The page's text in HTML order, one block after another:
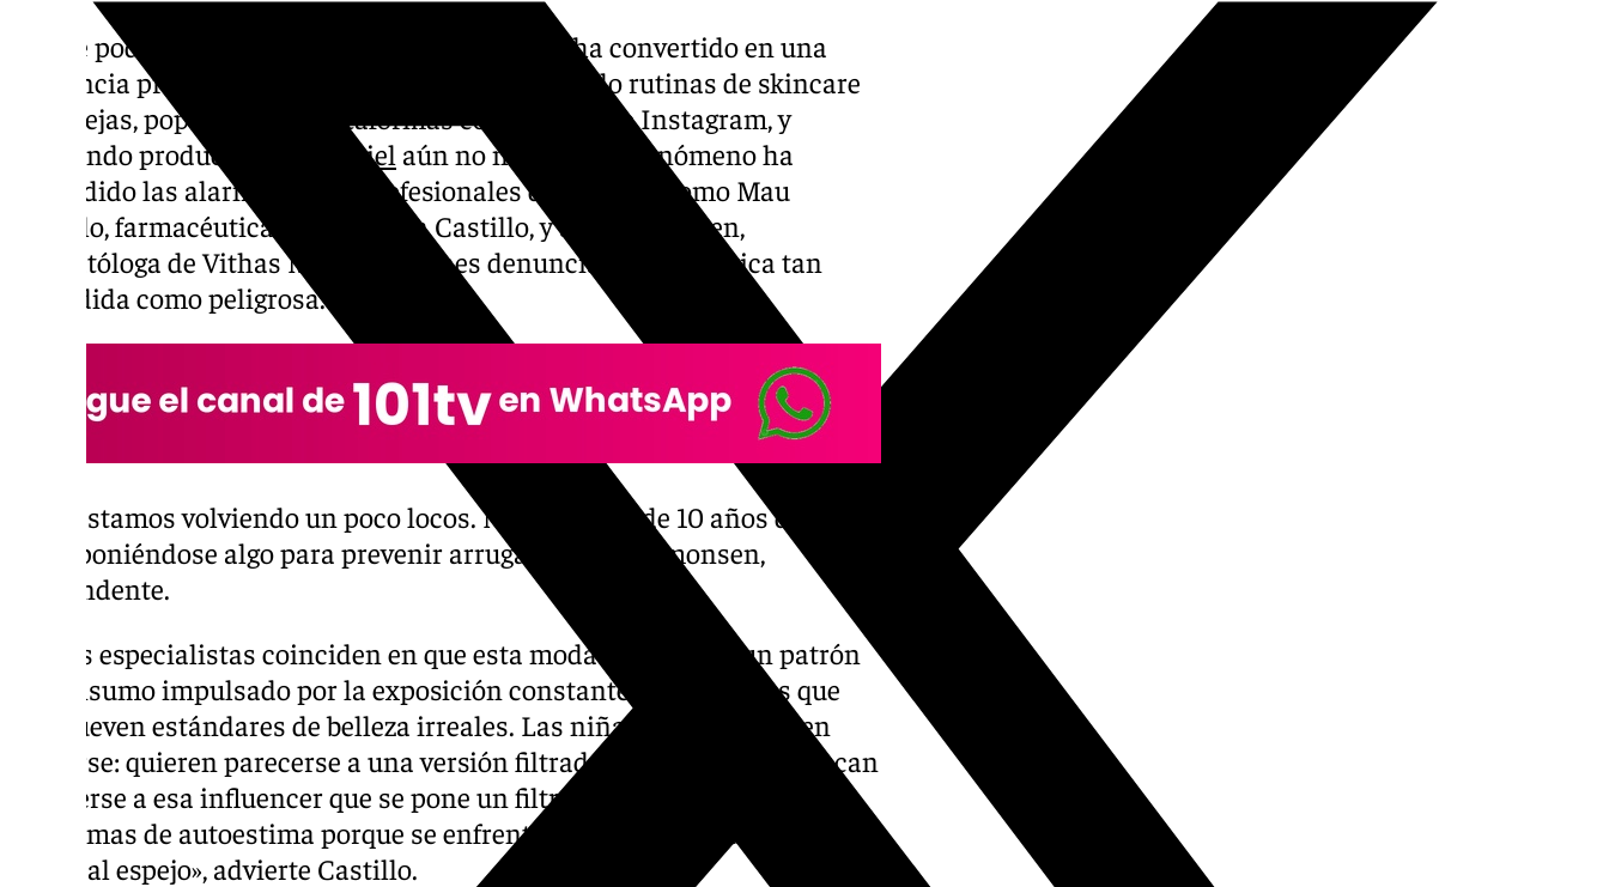
Lo que podría parecer una anécdota aislada se ha convertido en una
tendencia preocupante: menores de edad imitando rutinas de skincare
complejas, populares en plataformas como TikTok o Instagram, y
utilizando productos que su
piel aún no necesita. El fenómeno ha
encendido las alarmas entre profesionales de la salud como Mau
Castillo, farmacéutica de Farmacia Castillo, y Sara Simonsen,
dermatóloga de Vithas Málaga, quienes denuncian una práctica tan
extendida como peligrosa.
«Nos estamos volviendo un poco locos. Ningún niño de 10 años debería
estar poniéndose algo para prevenir arrugas», alerta Simonsen,
contundente.
Ambas especialistas coinciden en que esta moda responde a un patrón
de consumo impulsado por la exposición constante a contenidos que
promueven estándares de belleza irreales. Las niñas no solo quieren
cuidarse: quieren parecerse a una versión filtrada de sí mismas. «Buscan
parecerse a esa influencer que se pone un filtro, y eso les crea luego
problemas de autoestima porque se enfrentan a una realidad constante
frente al espejo», advierte Castillo.